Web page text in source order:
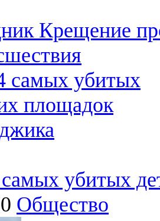
Крещение
убитых
Общество